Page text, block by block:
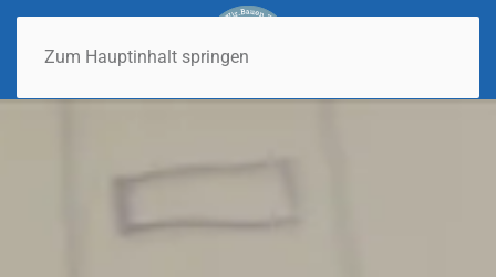
Zum Hauptinhalt springen